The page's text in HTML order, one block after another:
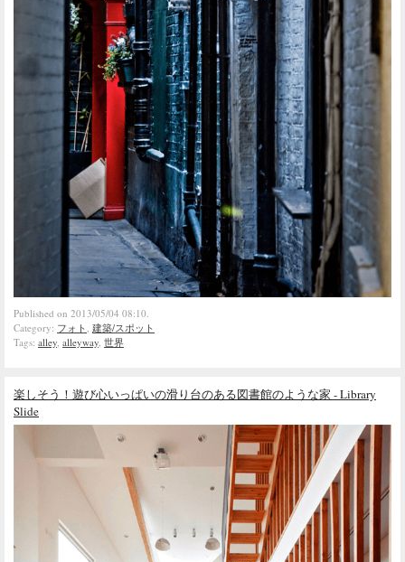
Published on 2013/05/04 08:10.
Category: フォト, 建築/スポット
Tags: alley, alleyway, 世界
楽しそう！遊び心いっぱいの滑り台のある図書館のような家 - Library
Slide